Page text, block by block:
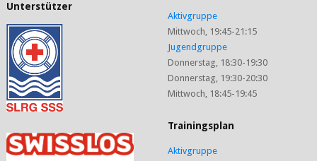
Unterstützer
Aktivgruppe
Mittwoch, 19:45-21:15
Jugendgruppe
Donnerstag, 18:30-19:30
Donnerstag, 19:30-20:30
Mittwoch, 18:45-19:45
Trainingsplan
Aktivgruppe